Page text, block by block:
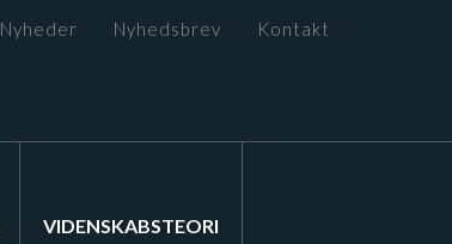
Nyheder Nyhedsbrev Kontakt
VIDENSKABSTEORI